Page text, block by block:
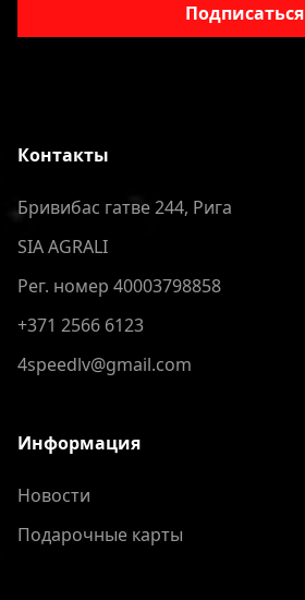
Подписаться
Контакты
Бривибас гатве 244, Рига
SIA AGRALI
Рег. номер 40003798858
+371 2566 6123
4speedlv@gmail.com
Информация
Новости
Подарочные карты